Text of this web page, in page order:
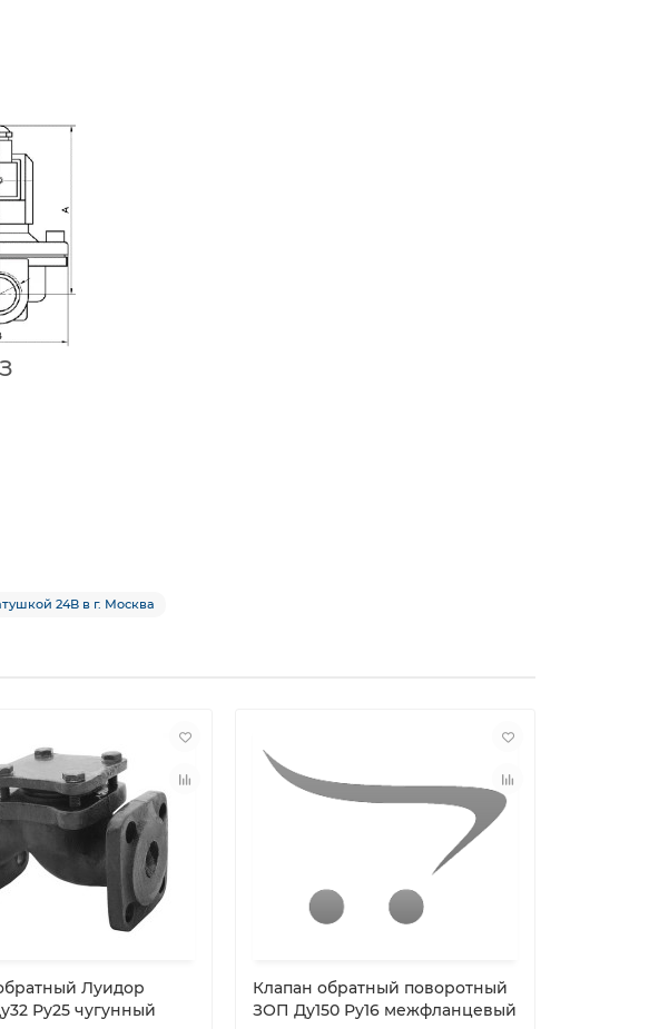
24В в г. Москва
Луидор
Ру25 чугунный
Клапан обратный поворотный
ЗОП Ду150 Ру16 межфланцевый